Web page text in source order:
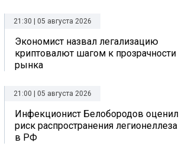
21:30 | 05 августа 2026
Экономист назвал легализацию
криптовалют шагом к прозрачности
рынка
21:00 | 05 августа 2026
Инфекционист Белобородов оценил
риск распространения легионеллеза
в РФ